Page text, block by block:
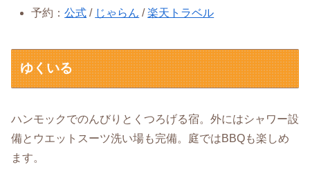
予約：公式 / じゃらん /楽天トラベル
ゆくいる
ハンモックでのんびりとくつろげる宿。外にはシャワー設
備とウエットスーツ洗い場も完備。庭ではBBQも楽しめ
ます。